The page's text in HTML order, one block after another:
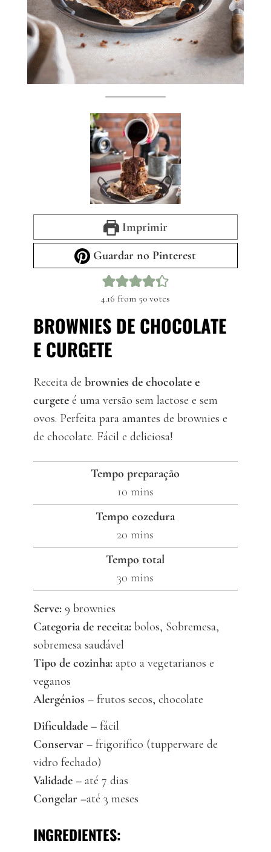
Imprimir
Guardar no Pinterest
4.16 from 50votes
BROWNIES DE CHOCOLATE
E CURGETE
Receita de brownies de chocolate e
curgeteé uma versão sem lactose e sem
ovos. Perfeita para amantes de brownies e
de chocolate. Fácil e deliciosa!
Tempo preparação
10minutes
mins
Tempo cozedura
20 minutes
mins
Tempo total
30 minutes
mins
Serve: 9 brownies
Categoria de receita: bolos, Sobremesa,
sobremesa saudável
Tipo de cozinha: apto a vegetarianos e
veganos
Alergénios – frutos secos, chocolate
Dificuldade – fácil
Conservar – frigorifico (tupperware de
vidro fechado)
Validade – até 7 dias
Congelar –até 3 meses
INGREDIENTES: